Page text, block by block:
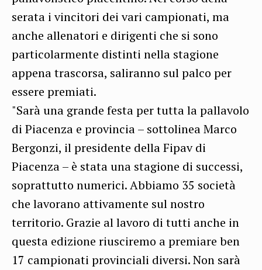
serata i vincitori dei vari campionati, ma
anche allenatori e dirigenti che si sono
particolarmente distinti nella stagione
appena trascorsa, saliranno sul palco per
essere premiati.
"Sarà una grande festa per tutta la pallavolo
di Piacenza e provincia – sottolinea Marco
Bergonzi, il presidente della Fipav di
Piacenza – è stata una stagione di successi,
soprattutto numerici. Abbiamo 35 società
che lavorano attivamente sul nostro
territorio. Grazie al lavoro di tutti anche in
questa edizione riusciremo a premiare ben
17 campionati provinciali diversi. Non sarà